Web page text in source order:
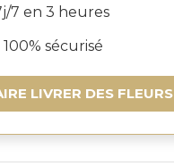
7 en 3 heures
sécurisé
LIVRER DES FLEURS